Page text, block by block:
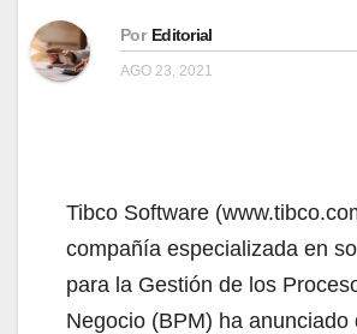
Por Editorial
AGO 23, 2021
Tibco Software
compañía especializada en
para la Gestión de los
Negocio (BPM) ha anunciado